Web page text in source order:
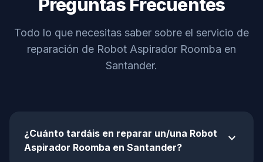
Preguntas Frecuentes
Todo lo que necesitas saber sobre el servicio de
reparación de Robot Aspirador Roomba en
Santander.
¿Cuánto tardáis en reparar un/una Robot
Aspirador Roomba en Santander?
expand_more